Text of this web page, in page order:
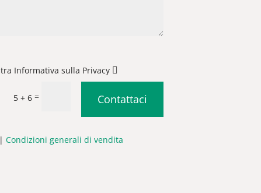
Informativa sulla Privacy
5 + 6= Contattaci
Condizioni generali di vendita